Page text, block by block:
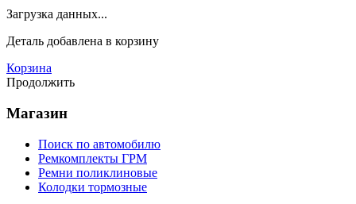
Загрузка данных...
Деталь добавлена в корзину
Корзина
Продолжить
Магазин
Поиск по автомобилю
Ремкомплекты ГРМ
Ремни поликлиновые
Колодки тормозные